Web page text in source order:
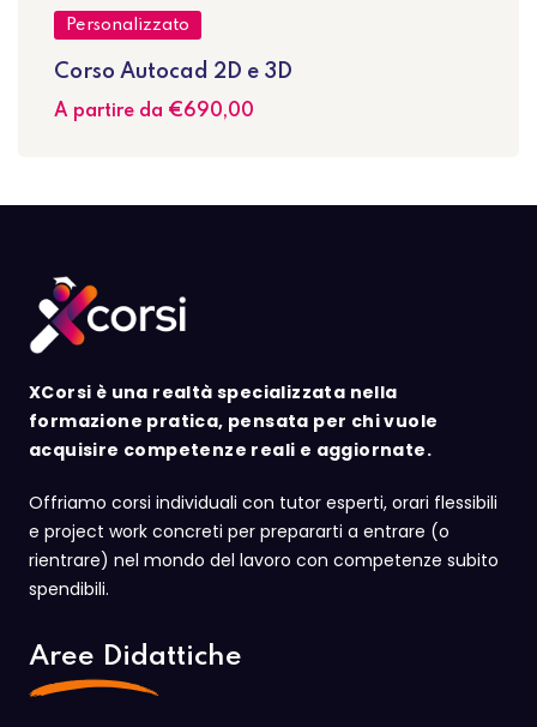
Personalizzato
Corso Autocad 2D e 3D
A partire da €690,00
XCorsi è una realtà specializzata nella
formazione pratica, pensata per chi vuole
acquisire competenze reali e aggiornate.
Offriamo corsi individuali con tutor esperti, orari flessibili
e project work concreti per prepararti a entrare (o
rientrare) nel mondo del lavoro con competenze subito
spendibili.
Aree Didattiche